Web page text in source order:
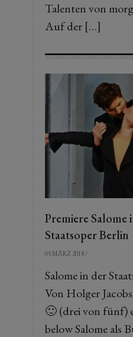
Talenten von
Auf der […]
Premiere Salome
Staatsoper Berlin
05 MÄRZ 2018 /
Salome in der
Von Holger
🙂 (drei von fünf)
below Salome als